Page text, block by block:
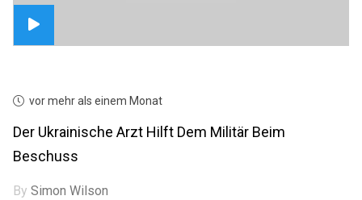
vor mehr als einem Monat
Der Ukrainische Arzt Hilft Dem Militär Beim
Beschuss
BySimon Wilson